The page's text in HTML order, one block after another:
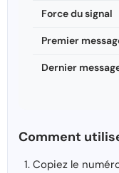
Force du signal
Premier
Dernier
Comment
Copiez le